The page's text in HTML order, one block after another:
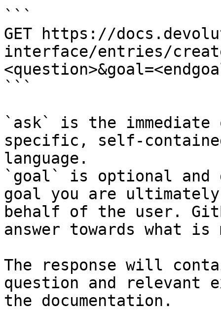
```
GET https://
interface/entries/
```
`ask` is the
specific, self-
language.
`goal` is optional and
goal you are
behalf of the user.
answer towards what
The response will
question and relevant
the documentation.